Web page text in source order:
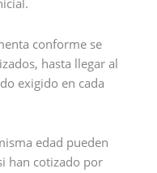
conforme se
hasta llegar al
exigido en cada
edad pueden
han cotizado por